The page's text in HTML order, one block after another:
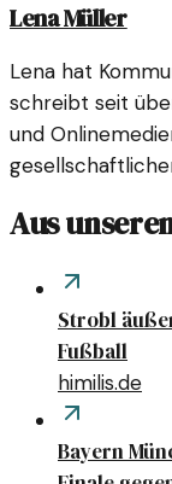
Lena Müller
Lena hat
schreibt seit
und
Aus
Strobl
Fußball
himilis.de
Bayern